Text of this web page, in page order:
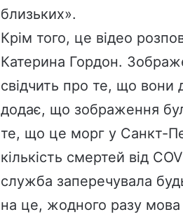
близьких».
Крім того, це відео
Катерина Гордон.
свідчить про те, що вони
додає, що зображення
те, що це морг у Санкт-
кількість смертей від
служба заперечувала
на це, жодного разу мова